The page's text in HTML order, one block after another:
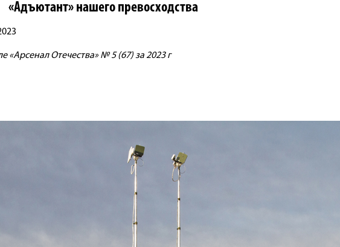
«Адъютант» нашего превосходства
«Арсенал Отечества» № 5 (67) за 2023 г